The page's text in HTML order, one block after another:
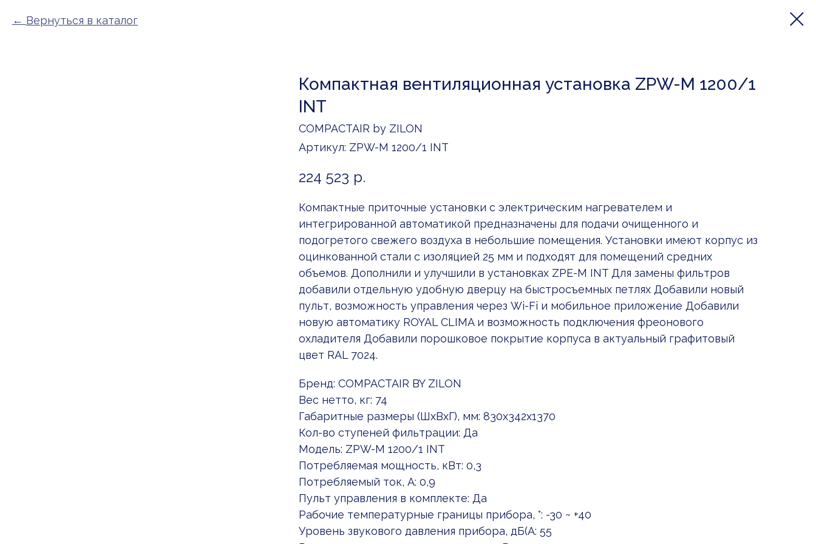
Вернуться в каталог
Компактная вентиляционная установка ZPW-M 1200/1
INT
COMPACTAIR by ZILON
Артикул: ZPW-M 1200/1 INT
224 523 р.
Компактные приточные установки с электрическим нагревателем и
интегрированной автоматикой предназначены для подачи очищенного и
подогретого свежего воздуха в небольшие помещения. Установки имеют корпус из
оцинкованной стали с изоляцией 25 мм и подходят для помещений средних
объемов. Дополнили и улучшили в установках ZPE-M INT Для замены фильтров
добавили отдельную удобную дверцу на быстросъемных петлях Добавили новый
пульт, возможность управления через Wi-Fi и мобильное приложение Добавили
новую автоматику ROYAL CLIMA и возможность подключения фреонового
охладителя Добавили порошковое покрытие корпуса в актуальный графитовый
цвет RAL 7024.
Бренд: COMPACTAIR BY ZILON
Вес нетто, кг: 74
Габаритные размеры (ШxВxГ), мм: 830x342x1370
Кол-во ступеней фильтрации: Да
Модель: ZPW-M 1200/1 INT
Потребляемая мощность, кВт: 0,3
Потребляемый ток, А: 0,9
Пульт управления в комплекте: Да
Рабочие температурные границы прибора, °: -30 ~ +40
Уровень звукового давления прибора, дБ(А: 55